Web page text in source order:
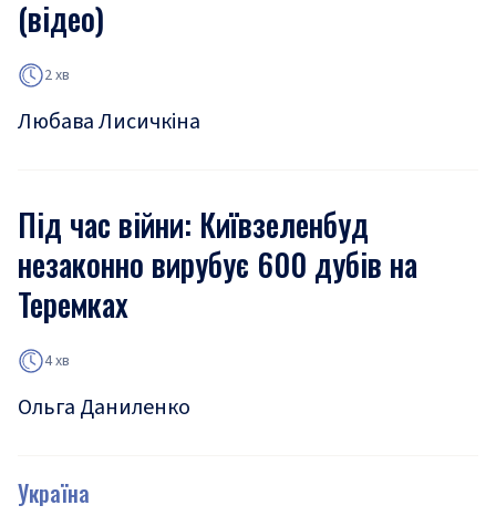
(відео)
2 хв
Любава Лисичкіна
Під час війни: Київзеленбуд
незаконно вирубує 600 дубів на
Теремках
4 хв
Ольга Даниленко
Україна